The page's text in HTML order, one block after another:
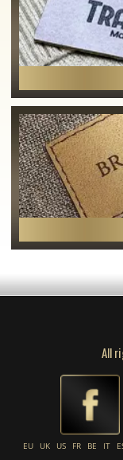
All
EU UK US FR BE IT